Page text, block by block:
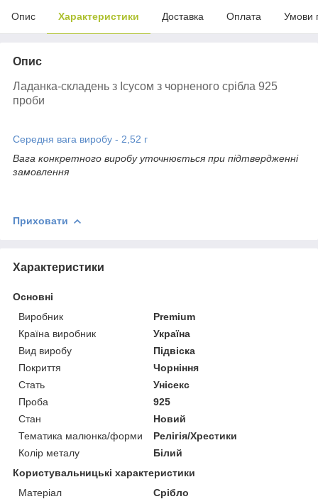
Опис Характеристики Доставка Оплата Умови
Опис
Ладанка-складень з Ісусом з чорненого срібла 925
проби
Середня вага виробу - 2,52 г
Вага конкретного виробу уточнюється при підтвердженні
замовлення
Приховати
Характеристики
Основні
Виробник
Premium
Країна виробник
Україна
Вид виробу
Підвіска
Покриття
Чорніння
Стать
Унісекс
Проба
925
Стан
Новий
Тематика малюнка/форми
Релігія/Хрестики
Колір металу
Білий
Користувальницькі характеристики
Матеріал
Срібло